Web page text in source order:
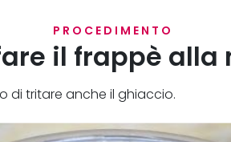
PROCEDIMENTO
il frappè alla
di tritare anche il ghiaccio.
che sia ben freddo di frigo!).